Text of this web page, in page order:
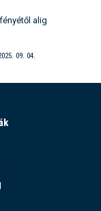
alig
09. 04.